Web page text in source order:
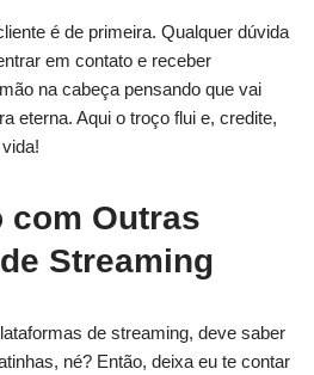
é de primeira. Qualquer dúvida
em contato e receber
na cabeça pensando que vai
eterna. Aqui o troço flui e, credite,
com Outras
Streaming
de streaming, deve saber
né? Então, deixa eu te contar